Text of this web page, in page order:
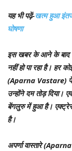
यह भी पढ़ें-खत्म हुआ
घोषणा
इस खबर के आने के बाद
नहीं हो पा रहा है। हर
(Aparna Vastare)
उन्होंने दम तोड़ दिया।
बेंगलुरु में हुआ है। एक्ट्रेस
है।
अपर्णा वास्तारे